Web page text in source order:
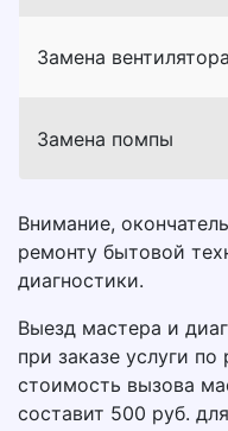
Замена вентилятора
Замена помпы
Внимание,
ремонту бытовой
диагностики.
Выезд мастера и
при заказе услуги
стоимость вызова
составит 500 руб.